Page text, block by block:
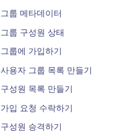
그룹 메타데이터
그룹 구성원 상태
그룹에 가입하기
사용자 그룹 목록 만들기
구성원 목록 만들기
가입 요청 수락하기
구성원 승격하기